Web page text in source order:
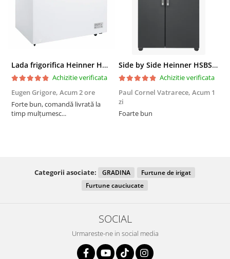
Lada frigorifica Heinner HCF-287CNHE++, 287 l, Clasa E, Compresor inverter, Iluminare LED, Functionalitate frigider, Alb
Achizitie verificata
Eugen Grigore, Acum 2 ore
Forte bun, comandă livrată la
timp mulțumesc...
Side by Side Heinner HSBS-HM439NFINVDGWDE++, Total No Frost, Compresor Inverter, Dozator Apa, Display Touch LED, 439 L, Clasa E, Gri Antracit Texturat
Achizitie verificata
Paul Cornel Vatrarece, Acum 1
zi
Foarte bun
Categorii asociate: GRADINA
Furtune de irigat
Furtune cauciucate
SOCIAL
Urmareste-ne in social media